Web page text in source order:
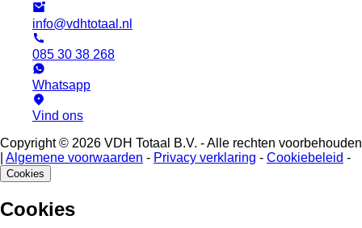
info@vdhtotaal.nl
085 30 38 268
Whatsapp
Vind ons
Copyright © 2026 VDH Totaal B.V. - Alle rechten voorbehouden
Algemene voorwaarden - Privacy verklaring - Cookiebeleid -
Cookies
Cookies